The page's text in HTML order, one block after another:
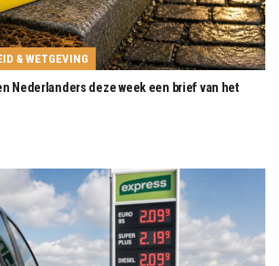
& WETGEVING
Nederlanders deze week een brief van het